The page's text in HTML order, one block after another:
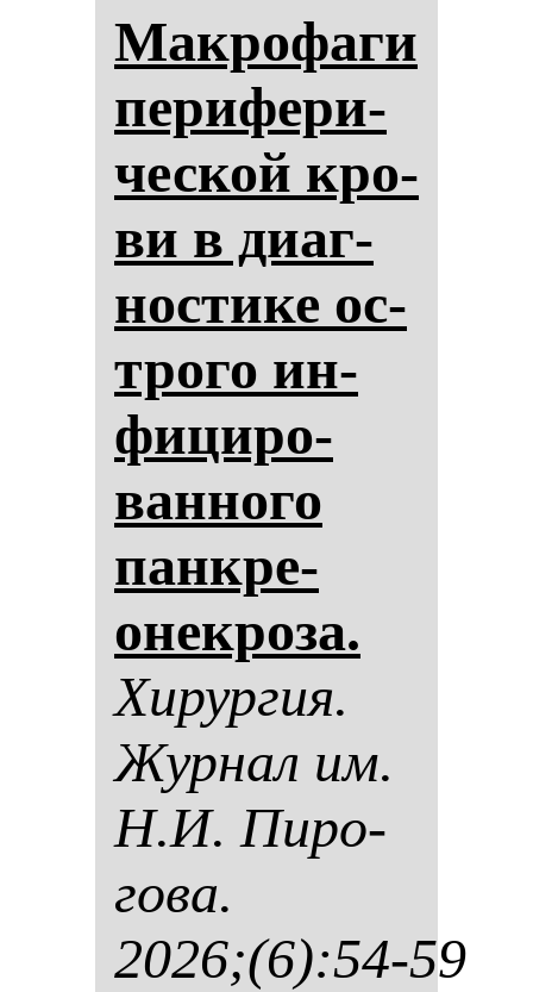
Мак­ро­фа­ги
пе­ри­фе­ри­
чес­кой кро­
ви в ди­аг­
нос­ти­ке ос­
тро­го ин­
фи­ци­ро­
ван­но­го
пан­кре­
онек­ро­за.
Хи­рур­гия.
Жур­нал им.
Н.И. Пи­ро­
го­ва.
2026;(6):54-59